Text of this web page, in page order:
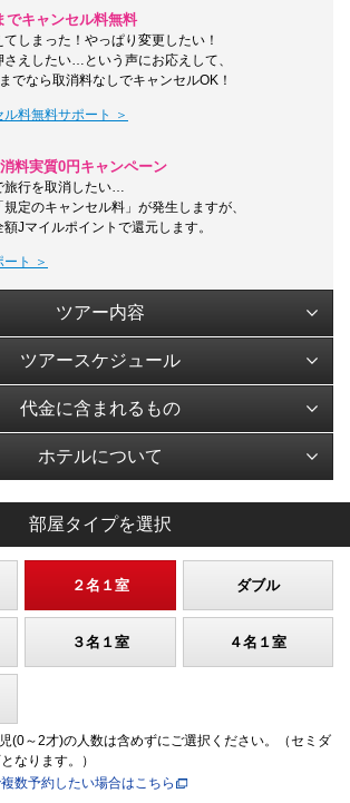
でキャンセル料無料
しまった！やっぱり変更したい！
えしたい…という声にお応えして、
でなら取消料なしでキャンセルOK！
料無料サポート ＞
料実質0円キャンペーン
行を取消したい…
定のキャンセル料」が発生しますが、
Jマイルポイントで還元します。
ト ＞
ツアー内容
ツアースケジュール
代金に含まれるもの
ホテルについて
部屋タイプを選択
２名１室 ダブル
３名１室 ４名１室
(0～2才)の人数は含めずにご選択ください。（セミダ
なります。）
数予約したい場合はこちら